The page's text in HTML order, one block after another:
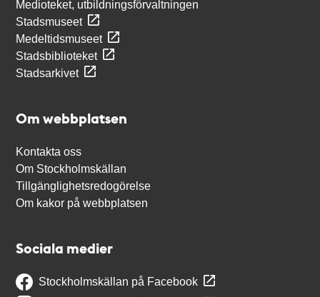
Medioteket, utbildningsförvaltningen
Stadsmuseet
Medeltidsmuseet
Stadsbiblioteket
Stadsarkivet
Om webbplatsen
Kontakta oss
Om Stockholmskällan
Tillgänglighetsredogörelse
Om kakor på webbplatsen
Sociala medier
Stockholmskällan på Facebook